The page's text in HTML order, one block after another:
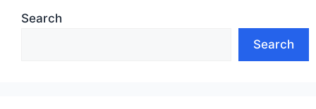
Search
Search